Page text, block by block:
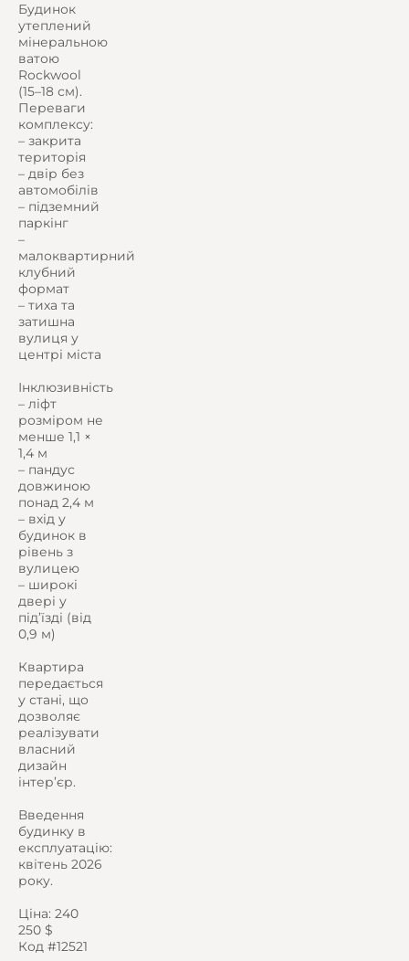
Будинок
утеплений
мінеральною
ватою
Rockwool
(15–18 см).
Переваги
комплексу:
– закрита
територія
– двір без
автомобілів
– підземний
паркінг
–
малоквартирний
клубний
формат
– тиха та
затишна
вулиця у
центрі міста
Інклюзивність
– ліфт
розміром не
менше 1,1 ×
1,4 м
– пандус
довжиною
понад 2,4 м
– вхід у
будинок в
рівень з
вулицею
– широкі
двері у
під’їзді (від
0,9 м)
Квартира
передається
у стані, що
дозволяє
реалізувати
власний
дизайн
інтер’єр.
Введення
будинку в
експлуатацію:
квітень 2026
року.
Ціна: 240
250 $
Код #12521